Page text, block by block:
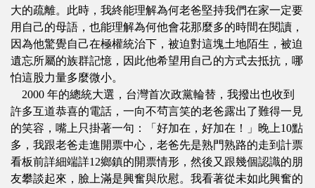
大的疏離。此時，我終能理解為何老爸堅持我們在家一定要
用自己的母語，也能理解為何他會花那麼多的時間在閱讀，
因為他驚覺自己在極權統治下，被迫對這塊土地陌生，被迫
遺忘所屬的族群記憶，因此他希望用自己的方式去抵抗，哪
怕這股力量多麼微小。
2000 年的總統大選，台灣首次政黨輪替，我撥出也收到
許多互道恭喜的電話，一向不茍言笑的老爸露出了難得一見
的笑容，嘴上只掛著一句：「好加在，好加在！」晚上10點
多，我跟老爸走進開票中心，老爸先是熟門熟路的走到計票
看板前詳細端詳12鄉鎮的開票情形，然後又跟幾個認識的朋
友攀談起來，臉上滿是興奮與欣慰。我看著從未如此興奮的